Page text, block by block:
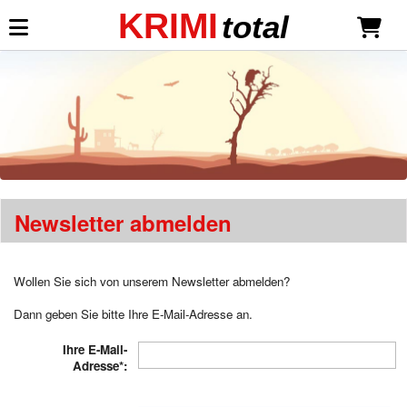
Neu registrieren
Krimispiele
Was ist KRIMI total?
Liste der Mottos / Themen
Unsere Krimidinner Neuheiten
Die Seele des Mammuttals
Krimispiele für Erwachsene
KRIMItotal
Newsletter abmelden
Wollen Sie sich von unserem Newsletter abmelden?
Dann geben Sie bitte Ihre E-Mail-Adresse an.
Ihre E-Mail-
Adresse*: